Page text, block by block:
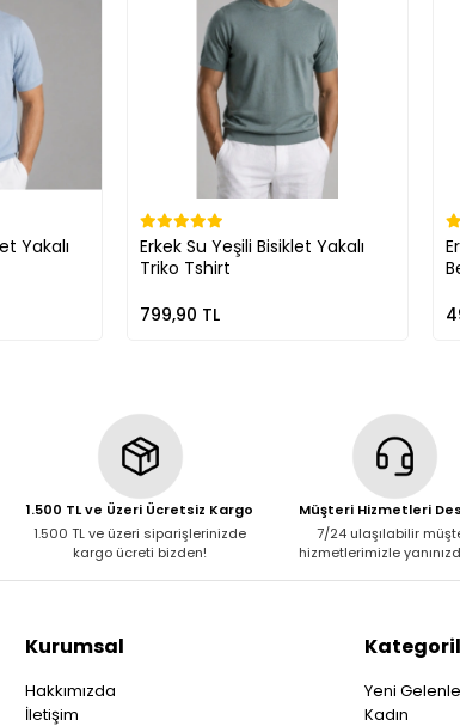
Yakalı
Erkek Su Yeşili Bisiklet Yakalı
Triko Tshirt
799,90 TL
1.500 TL ve Üzeri Ücretsiz Kargo
1.500 TL ve üzeri siparişlerinizde
kargo ücreti bizden!
Müşteri Hizmetleri
7/24 ulaşılabilir
hizmetlerimizle
Kurumsal
Hakkımızda
İletişim
Yeni
Kadın